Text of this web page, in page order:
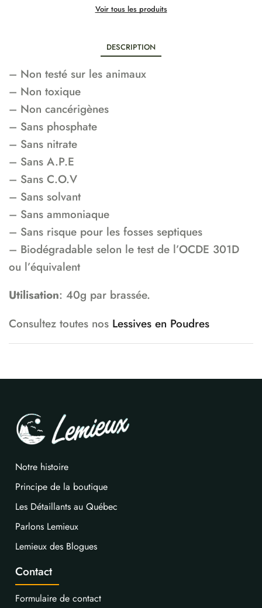
Voir tous les produits
DESCRIPTION
– Non testé sur les animaux
– Non toxique
– Non cancérigènes
– Sans phosphate
– Sans nitrate
– Sans A.P.E
– Sans C.O.V
– Sans solvant
– Sans ammoniaque
– Sans risque pour les fosses septiques
– Biodégradable selon le test de l’OCDE 301D
ou l’équivalent
Utilisation: 40g par brassée.
Consultez toutes nos Lessives en Poudres
Notre histoire
Principe de la boutique
Les Détaillants au Québec
Parlons Lemieux
Lemieux des Blogues
Contact
Formulaire de contact